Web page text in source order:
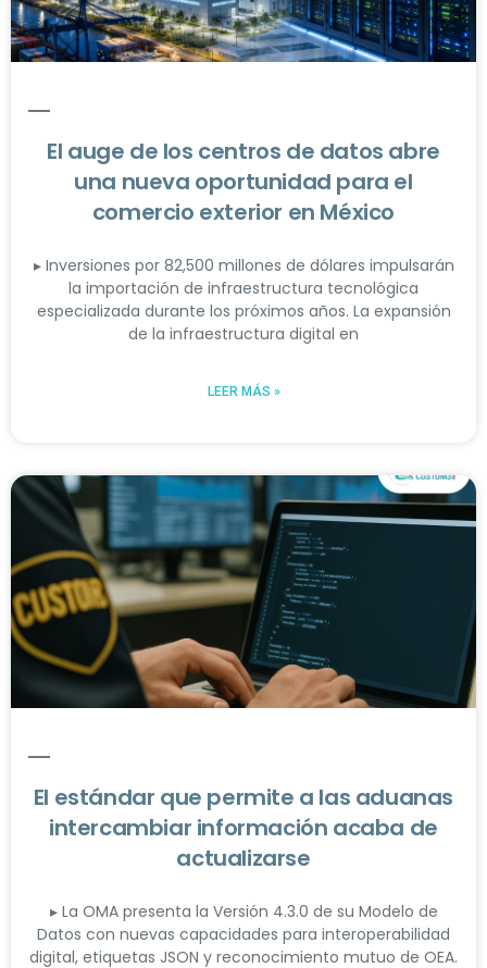
El auge de los centros de datos abre
una nueva oportunidad para el
comercio exterior en México
▸ Inversiones por 82,500 millones de dólares impulsarán
la importación de infraestructura tecnológica
especializada durante los próximos años. La expansión
de la infraestructura digital en
LEER MÁS »
El estándar que permite a las aduanas
intercambiar información acaba de
actualizarse
▸ La OMA presenta la Versión 4.3.0 de su Modelo de
Datos con nuevas capacidades para interoperabilidad
digital, etiquetas JSON y reconocimiento mutuo de OEA.